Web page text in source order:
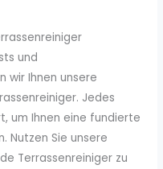
und
wir Ihnen unsere
Jedes
um Ihnen eine fundierte
Nutzen Sie unsere
Terrassenreiniger zu